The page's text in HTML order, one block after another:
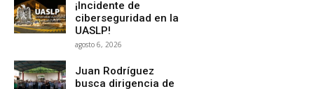
¡Incidente de
ciberseguridad en la
UASLP!
agosto 6, 2026
Juan Rodríguez
busca dirigencia de